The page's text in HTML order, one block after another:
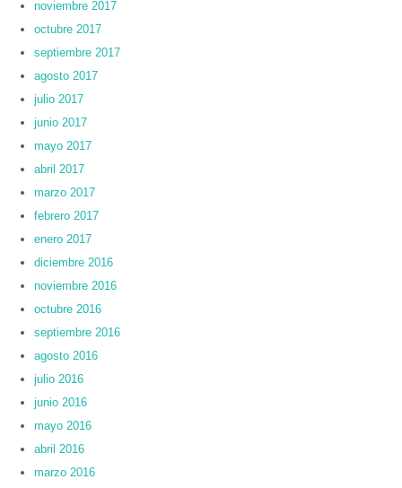
noviembre 2017
octubre 2017
septiembre 2017
agosto 2017
julio 2017
junio 2017
mayo 2017
abril 2017
marzo 2017
febrero 2017
enero 2017
diciembre 2016
noviembre 2016
octubre 2016
septiembre 2016
agosto 2016
julio 2016
junio 2016
mayo 2016
abril 2016
marzo 2016